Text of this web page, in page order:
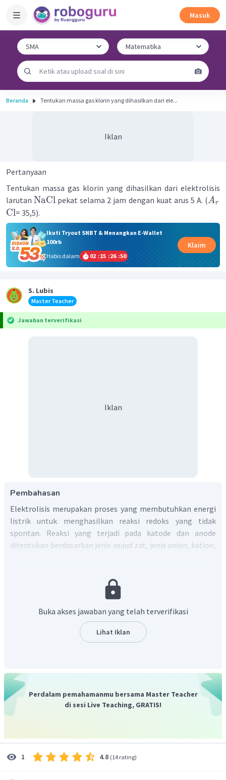
Masuk
Beranda Tentukan massa gas klorin yang dihasilkan dari ele...
Iklan
Pertanyaan
Tentukan massa gas klorin yang dihasilkan dari elektrolisis
larutanNaCl pekat selama 2 jam dengan kuat arus 5 A. (Ar
Cl= 35,5).
Ikuti Tryout SNBT & Menangkan E-Wallet
100rb
Habis dalam
02 :15 :26 :50
Klaim
S. Lubis
Master Teacher
Jawaban terverifikasi
Iklan
Pembahasan
Elektrolisis merupakan proses yang membutuhkan energi
listrik untuk menghasilkan reaksi redoks yang tidak
spontan. Reaksi yang terjadi pada katode dan anode
ditentukan berdasarkan jenis wujud zat, jenis anion, kation,
Pada katode yang tereduksi adalah air karena kation
merupakan logam golongan IA dan fase zatnya adalah
). Pada anode yang teroksidasi adalah sisa asam
lain (golongan halogen)
.
Katode:
Anion:
Mengeliminasi elektron, sehingga reaksinya menjadi:
Buka akses jawaban yang telah terverifikasi
Lihat Iklan
Perdalam pemahamanmu bersama Master Teacher
di sesi Live Teaching, GRATIS!
1 4.8 (14 rating)